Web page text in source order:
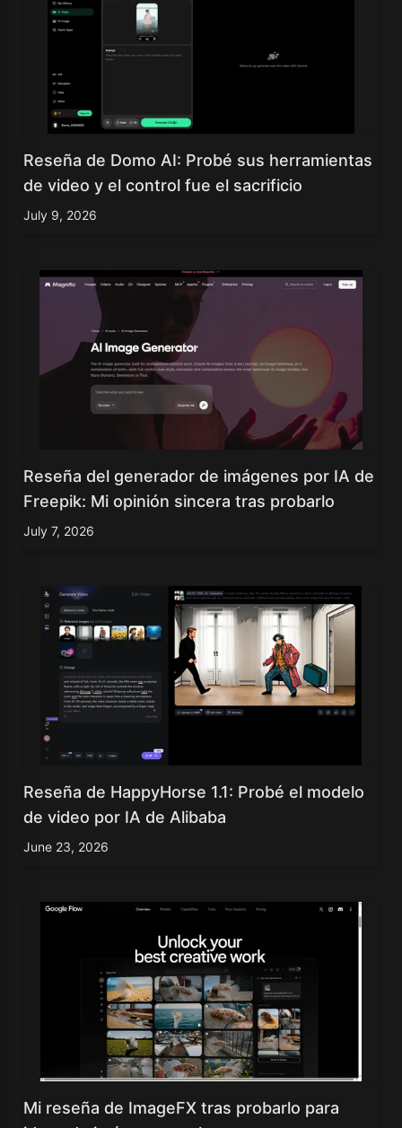
Reseña de Domo AI: Probé sus herramientas
de video y el control fue el sacrificio
July 9, 2026
Reseña del generador de imágenes por IA de
Freepik: Mi opinión sincera tras probarlo
July 7, 2026
Reseña de HappyHorse 1.1: Probé el modelo
de video por IA de Alibaba
June 23, 2026
Mi reseña de ImageFX tras probarlo para